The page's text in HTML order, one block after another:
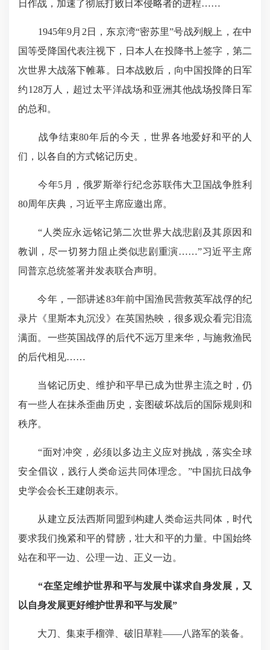
日作战，加速了彻底打败日本侵略者的进程……
1945年9月2日，东京湾“密苏里”号战列舰上，在中
国等受降国代表注视下，日本人在投降书上签字，第二
次世界大战落下帷幕。日本战败后，向中国投降的日军
约128万人，超过太平洋战场和亚洲其他战场投降日军
的总和。
战争结束80年后的今天，世界各地爱好和平的人
们，以各自的方式铭记历史。
今年5月，俄罗斯举行纪念苏联伟大卫国战争胜利
80周年庆典，习近平主席应邀出席。
“人类应永远铭记第二次世界大战悲剧及其原因和
教训，尽一切努力阻止类似悲剧重演……”习近平主席
同普京总统签署并发表联合声明。
今年，一部讲述83年前中国渔民营救英军战俘的纪
录片《里斯本丸沉没》在英国热映，很多观众看完泪流
满面。一些英国战俘的后代不远万里来华，与施救渔民
的后代相见……
当铭记历史、维护和平早已成为世界主流之时，仍
有一些人在抹杀歪曲历史，妄图破坏战后的国际规则和
秩序。
“面对冲突，必须以多边主义应对挑战，落实全球
安全倡议，践行人类命运共同体理念。”中国抗日战争
史学会会长王建朗表示。
从建立反法西斯同盟到构建人类命运共同体，时代
要求我们挽紧和平的臂膀，壮大和平的力量。中国始终
站在和平一边、公理一边、正义一边。
“在坚定维护世界和平与发展中谋求自身发展，又
以自身发展更好维护世界和平与发展”
大刀、集束手榴弹、破旧草鞋——八路军的装备。